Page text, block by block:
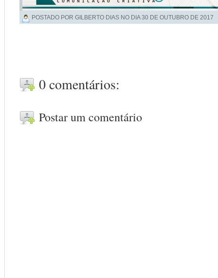
POSTADO POR GILBERTO DIAS NO DIA30 DE OUTUBRO DE 2017
0 comentários:
Postar um comentário